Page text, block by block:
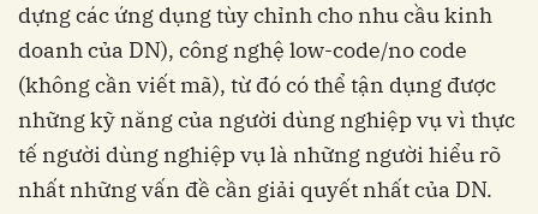
dựng các ứng dụng tùy chỉnh cho nhu cầu kinh
doanh của DN), công nghệ low-code/no code
(không cần viết mã), từ đó có thể tận dụng được
những kỹ năng của người dùng nghiệp vụ vì thực
tế người dùng nghiệp vụ là những người hiểu rõ
nhất những vấn đề cần giải quyết nhất của DN.